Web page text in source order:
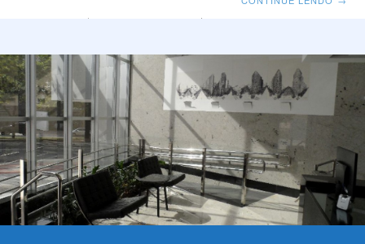
e seriedade. Para escolher uma sala comercial
adequada, o primeiro tópico a ser analisado concerne
às necessidades da empresa e às características
específicas do negócio, para